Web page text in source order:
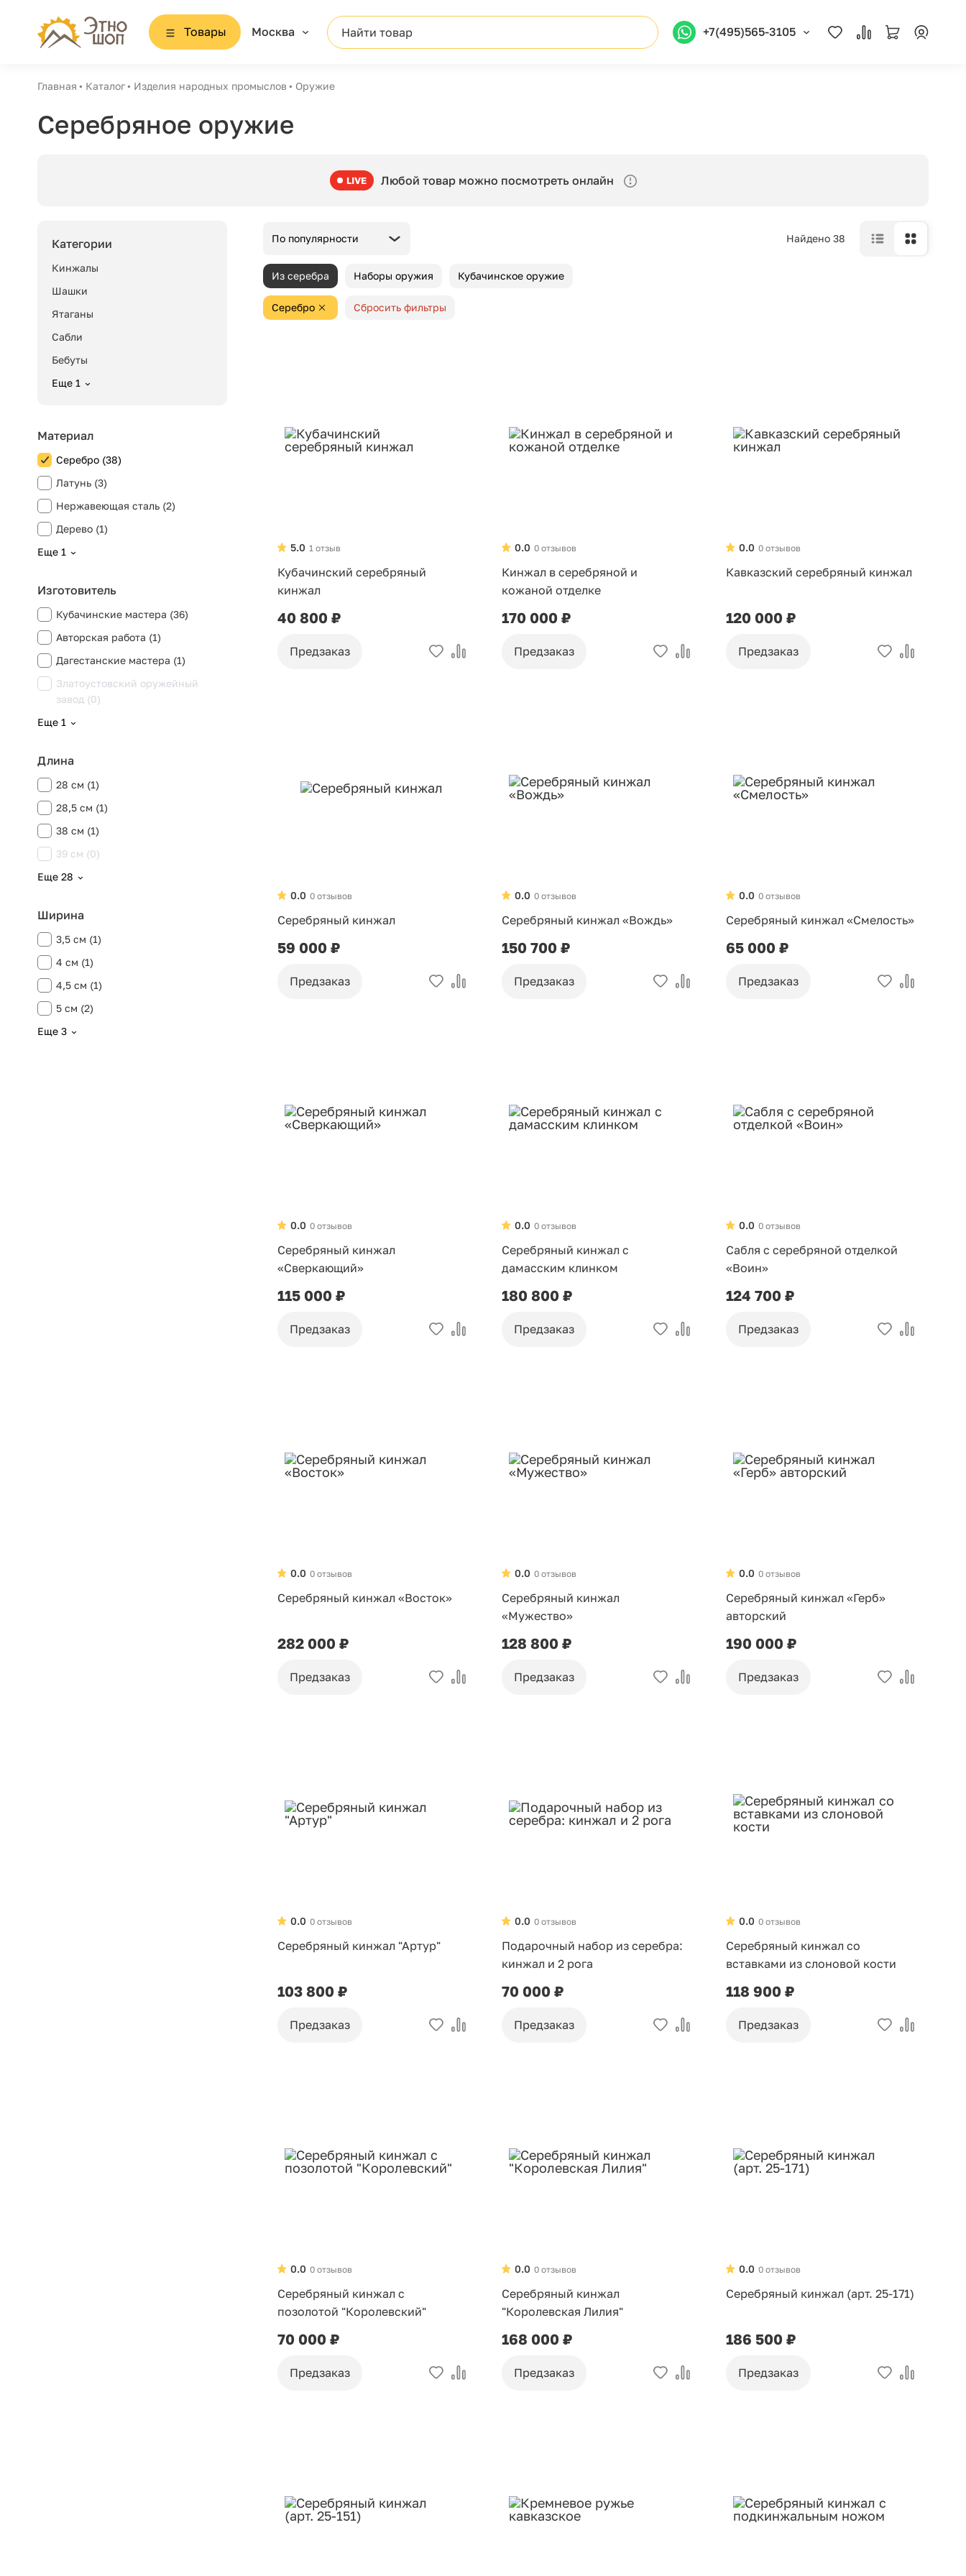
Товары Москва Найти товар +7(495)565-3105
Главная Каталог Изделия народных промыслов Оружие
Серебряное оружие
LIVE Любой товар можно посмотреть онлайн
Категории
Кинжалы
Шашки
Ятаганы
Сабли
Бебуты
Еще 1
Материал
Серебро (38)
Латунь (3)
Нержавеющая сталь (2)
Дерево (1)
Еще 1
Изготовитель
Кубачинские мастера (36)
Авторская работа (1)
Дагестанские мастера (1)
Златоустовский оружейный
завод (0)
Еще 1
Длина
28 см (1)
28,5 см (1)
38 см (1)
39 см (0)
Еще 28
Ширина
3,5 см (1)
4 см (1)
4,5 см (1)
5 см (2)
Еще 3
По популярности Найдено 38
Из серебра Наборы оружия Кубачинское оружие
Серебро Сбросить фильтры
1 отзыв
5.0
Кубачинский серебряный
кинжал
40 800 ₽
Предзаказ
0 отзывов
0.0
Кинжал в серебряной и
кожаной отделке
170 000 ₽
Предзаказ
0 отзывов
0.0
Кавказский серебряный кинжал
120 000 ₽
Предзаказ
0 отзывов
0.0
Серебряный кинжал
59 000 ₽
Предзаказ
0 отзывов
0.0
Серебряный кинжал «Вождь»
150 700 ₽
Предзаказ
0 отзывов
0.0
Серебряный кинжал «Смелость»
65 000 ₽
Предзаказ
0 отзывов
0.0
Серебряный кинжал
«Сверкающий»
115 000 ₽
Предзаказ
0 отзывов
0.0
Серебряный кинжал с
дамасским клинком
180 800 ₽
Предзаказ
0 отзывов
0.0
Сабля с серебряной отделкой
«Воин»
124 700 ₽
Предзаказ
0 отзывов
0.0
Серебряный кинжал «Восток»
282 000 ₽
Предзаказ
0 отзывов
0.0
Серебряный кинжал
«Мужество»
128 800 ₽
Предзаказ
0 отзывов
0.0
Серебряный кинжал «Герб»
авторский
190 000 ₽
Предзаказ
0 отзывов
0.0
Серебряный кинжал "Артур"
103 800 ₽
Предзаказ
0 отзывов
0.0
Подарочный набор из серебра:
кинжал и 2 рога
70 000 ₽
Предзаказ
0 отзывов
0.0
Серебряный кинжал со
вставками из слоновой кости
118 900 ₽
Предзаказ
0 отзывов
0.0
Серебряный кинжал с
позолотой "Королевский"
70 000 ₽
Предзаказ
0 отзывов
0.0
Серебряный кинжал
"Королевская Лилия"
168 000 ₽
Предзаказ
0 отзывов
0.0
Серебряный кинжал (арт. 25-171)
186 500 ₽
Предзаказ